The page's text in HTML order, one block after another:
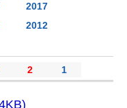
2017
2012
2 1